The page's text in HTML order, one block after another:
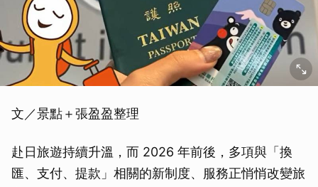
文／景點＋張盈盈整理
赴日旅遊持續升溫，而 2026 年前後，多項與「換
匯、支付、提款」相關的新制度、服務正悄悄改變旅